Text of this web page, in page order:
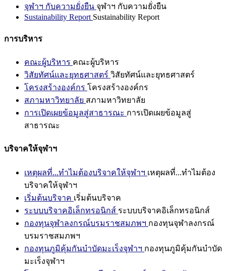
จุฬาฯ กับความยั่งยืน จุฬาฯ กับความยั่งยืน
Sustainability Report Sustainability Report
การบริหาร
คณะผู้บริหาร คณะผู้บริหาร
วิสัยทัศน์และยุทธศาสตร์ วิสัยทัศน์และยุทธศาสตร์
โครงสร้างองค์กร โครงสร้างองค์กร
สภามหาวิทยาลัย สภามหาวิทยาลัย
การเปิดเผยข้อมูลสู่สาธารณะ การเปิดเผยข้อมูลสู่
สาธารณะ
บริจาคให้จุฬาฯ
เหตุผลที่...ทำไมต้องบริจาคให้จุฬาฯ เหตุผลที่...ทำไมต้อง
บริจาคให้จุฬาฯ
เริ่มต้นบริจาค เริ่มต้นบริจาค
ระบบบริจาคอิเล็กทรอนิกส์ ระบบบริจาคอิเล็กทรอนิกส์
กองทุนจุฬาลงกรณ์บรมราชสมภพฯ กองทุนจุฬาลงกรณ์
บรมราชสมภพฯ
กองทุนภูมิคุ้มกันบำบัดมะเร็งจุฬาฯ กองทุนภูมิคุ้มกันบำบัด
มะเร็งจุฬาฯ